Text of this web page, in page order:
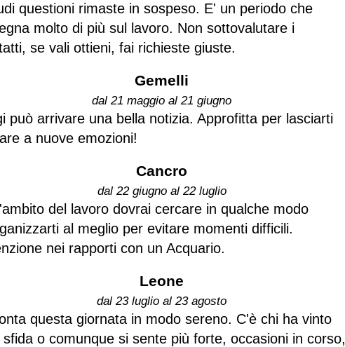
questioni rimaste in sospeso. E' un periodo che
molto di più sul lavoro. Non sottovalutare i
se vali ottieni, fai richieste giuste.
Gemelli
dal 21 maggio al 21 giugno
può arrivare una bella notizia. Approfitta per lasciarti
a nuove emozioni!
Cancro
dal 22 giugno al 22 luglio
del lavoro dovrai cercare in qualche modo
al meglio per evitare momenti difficili.
nei rapporti con un Acquario.
Leone
dal 23 luglio al 23 agosto
questa giornata in modo sereno. C'è chi ha vinto
sfida o comunque si sente più forte, occasioni in corso,